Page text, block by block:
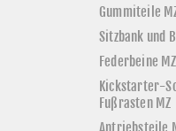
Gummiteile
Sitzbank und
Federbeine MZ
Kickstarter-
Fußrasten MZ
Antriebsteile